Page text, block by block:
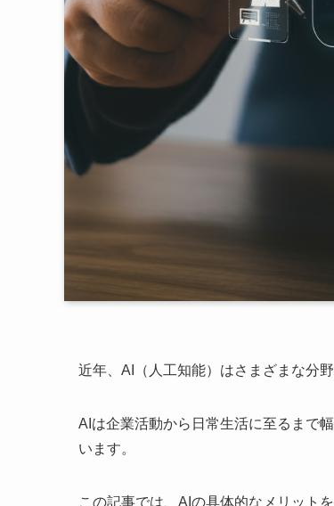
近年、AI（人工知能）はさまざまな分
AIは企業活動から日常生活に至るまで
います。
この記事では、AIの具体的なメリット